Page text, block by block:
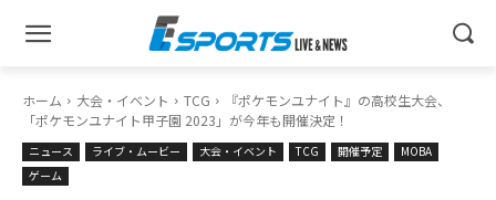
ホーム 大会・イベント TCG
『ポケモンユナイト』の高校生大会、
「ポケモンユナイト甲子園 2023」が今年も開催決定！
ニュース ライブ・ムービー 大会・イベント TCG 開催予定
MOBA
ゲーム